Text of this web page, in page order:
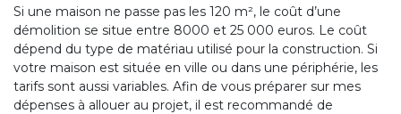
Si une maison ne passe pas les 120 m², le coût d’une
démolition se situe entre 8000 et 25 000 euros. Le coût
dépend du type de matériau utilisé pour la construction. Si
votre maison est située en ville ou dans une périphérie, les
tarifs sont aussi variables. Afin de vous préparer sur mes
dépenses à allouer au projet, il est recommandé de